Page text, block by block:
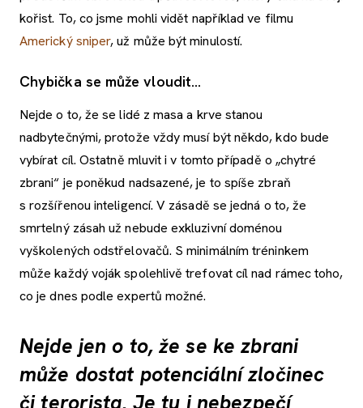
kořist. To, co jsme mohli vidět například ve filmu
Americký sniper, už může být minulostí.
Chybička se může vloudit…
Nejde o to, že se lidé z masa a krve stanou
nadbytečnými, protože vždy musí být někdo, kdo bude
vybírat cíl. Ostatně mluvit i v tomto případě o „chytré
zbrani“ je poněkud nadsazené, je to spíše zbraň
s rozšířenou inteligencí. V zásadě se jedná o to, že
smrtelný zásah už nebude exkluzivní doménou
vyškolených odstřelovačů. S minimálním tréninkem
může každý voják spolehlivě trefovat cíl nad rámec toho,
co je dnes podle expertů možné.
Nejde jen o to, že se ke zbrani
může dostat potenciální zločinec
či terorista. Je tu i nebezpečí